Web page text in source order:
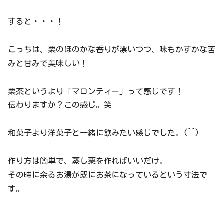
すると・・・！
こっちは、栗のほのかな香りが漂いつつ、味もかすかな苦
みと甘みで美味しい！
栗茶というより「マロンティー」って感じです！
伝わりますか？この感じ。笑
和菓子より洋菓子と一緒に飲みたい感じでした。(^^)
作り方は簡単で、蒸し栗を作ればいいだけ。
その時に余るお湯が既にお茶になっているという寸法で
す。